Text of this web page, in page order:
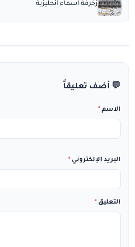
زخرفة اسماء انجليزية
💬 أضف تعليقاً
الاسم *
البريد الإلكتروني *
التعليق *